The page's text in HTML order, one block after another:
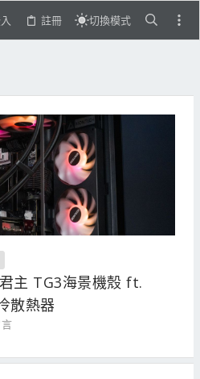
註冊 切換模式
主 TG3海景機殼 ft.
散熱器